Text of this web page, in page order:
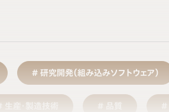
研究開発（組み込みソフトウェア）
生産・製造技術